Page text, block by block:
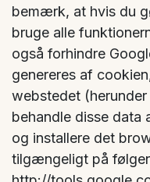
bemærk, at hvis du
bruge alle
også forhindre
genereres af
webstedet
behandle disse data
og installere det
tilgængeligt på